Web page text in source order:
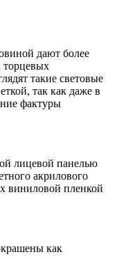
дают более
торцевых
такие световые
так как даже в
фактуры
лицевой панелью
акрилового
виниловой пленкой
как